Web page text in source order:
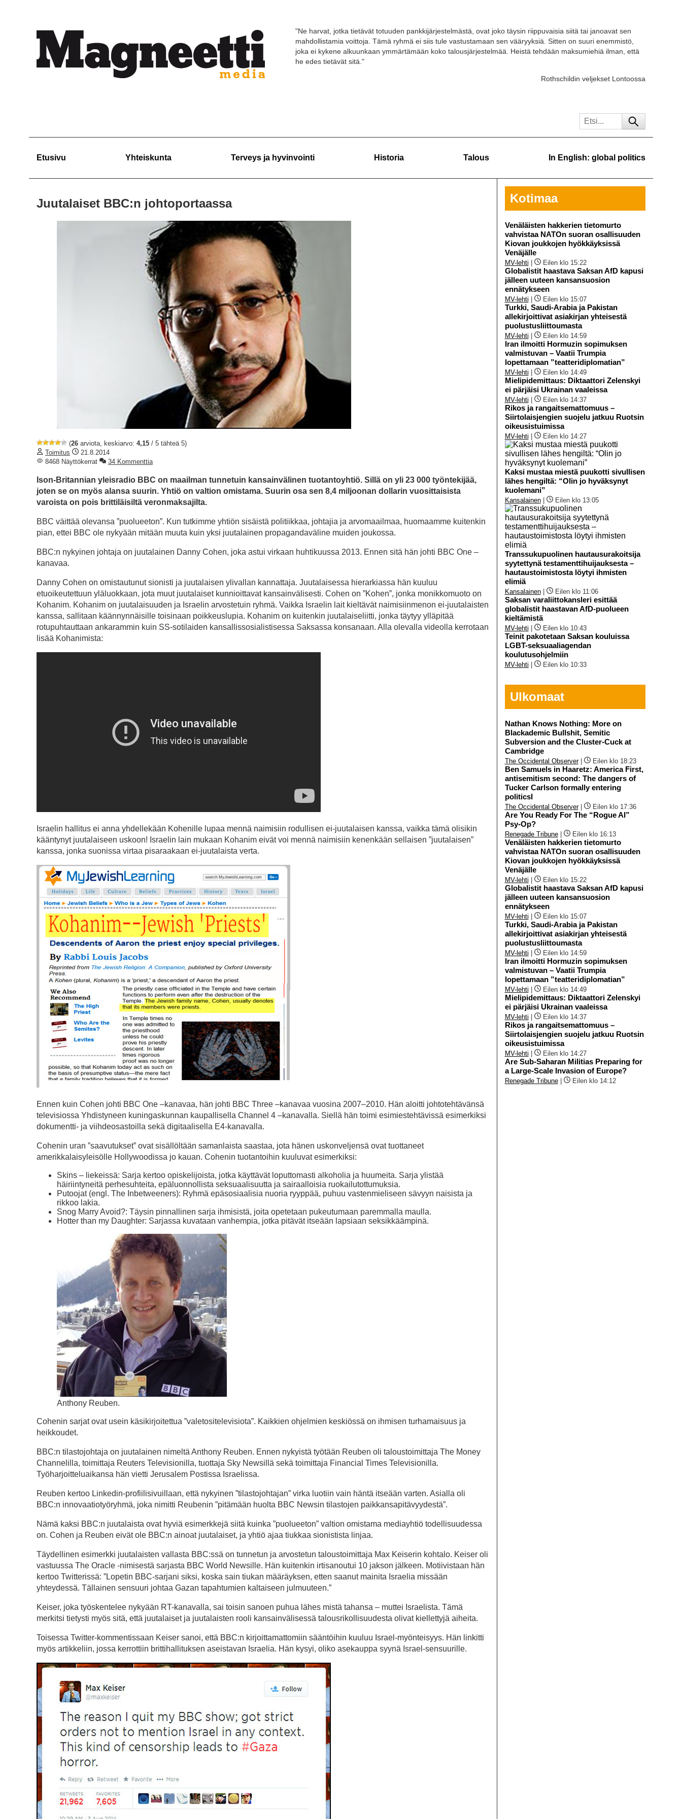
"Ne harvat, jotka tietävät totuuden pankkijärjestelmästä, ovat joko täysin riippuvaisia siitä tai janoavat sen
mahdollistamia voittoja. Tämä ryhmä ei siis tule vastustamaan sen vääryyksiä. Sitten on suuri enemmistö,
joka ei kykene alkuunkaan ymmärtämään koko talousjärjestelmää. Heistä tehdään maksumiehiä ilman, että
he edes tietävät sitä."
Rothschildin veljekset Lontoossa
Etusivu Yhteiskunta Terveys ja hyvinvointi Historia Talous In English: global politics
Juutalaiset BBC:n johtoportaassa
(26 arviota, keskiarvo: 4,15 / 5 tähteä 5)
Toimitus
21.8.2014
8468 Näyttökerrat
34 Kommenttia
Ison-Britannian yleisradio BBC on maailman tunnetuin kansainvälinen tuotantoyhtiö. Sillä on yli 23 000 työntekijää,
joten se on myös alansa suurin. Yhtiö on valtion omistama. Suurin osa sen 8,4 miljoonan dollarin vuosittaisista
varoista on pois brittiläisiltä veronmaksajilta.
BBC väittää olevansa ”puolueeton”. Kun tutkimme yhtiön sisäistä politiikkaa, johtajia ja arvomaailmaa, huomaamme kuitenkin
pian, ettei BBC ole nykyään mitään muuta kuin yksi juutalainen propagandaväline muiden joukossa.
BBC:n nykyinen johtaja on juutalainen Danny Cohen, joka astui virkaan huhtikuussa 2013. Ennen sitä hän johti BBC One –
kanavaa.
Danny Cohen on omistautunut sionisti ja juutalaisen ylivallan kannattaja. Juutalaisessa hierarkiassa hän kuuluu
etuoikeutettuun yläluokkaan, jota muut juutalaiset kunnioittavat kansainvälisesti. Cohen on ”Kohen”, jonka monikkomuoto on
Kohanim. Kohanim on juutalaisuuden ja Israelin arvostetuin ryhmä. Vaikka Israelin lait kieltävät naimisiinmenon ei-juutalaisten
kanssa, sallitaan käännynnäisille toisinaan poikkeuslupia. Kohanim on kuitenkin juutalaiseliitti, jonka täytyy ylläpitää
rotupuhtauttaan ankarammin kuin SS-sotilaiden kansallissosialistisessa Saksassa konsanaan. Alla olevalla videolla kerrotaan
lisää Kohanimista:
Israelin hallitus ei anna yhdellekään Kohenille lupaa mennä naimisiin rodullisen ei-juutalaisen kanssa, vaikka tämä olisikin
kääntynyt juutalaiseen uskoon! Israelin lain mukaan Kohanim eivät voi mennä naimisiin kenenkään sellaisen ”juutalaisen”
kanssa, jonka suonissa virtaa pisaraakaan ei-juutalaista verta.
Ennen kuin Cohen johti BBC One –kanavaa, hän johti BBC Three –kanavaa vuosina 2007–2010. Hän aloitti johtotehtävänsä
televisiossa Yhdistyneen kuningaskunnan kaupallisella Channel 4 –kanavalla. Siellä hän toimi esimiestehtävissä esimerkiksi
dokumentti- ja viihdeosastoilla sekä digitaalisella E4-kanavalla.
Cohenin uran ”saavutukset” ovat sisällöltään samanlaista saastaa, jota hänen uskonveljensä ovat tuottaneet
amerikkalaisyleisölle Hollywoodissa jo kauan. Cohenin tuotantoihin kuuluvat esimerkiksi:
Skins – liekeissä: Sarja kertoo opiskelijoista, jotka käyttävät loputtomasti alkoholia ja huumeita. Sarja ylistää
häiriintyneitä perhesuhteita, epäluonnollista seksuaalisuutta ja sairaalloisia ruokailutottumuksia.
Putoojat (engl. The Inbetweeners): Ryhmä epäsosiaalisia nuoria ryyppää, puhuu vastenmieliseen sävyyn naisista ja
rikkoo lakia.
Snog Marry Avoid?: Täysin pinnallinen sarja ihmisistä, joita opetetaan pukeutumaan paremmalla maulla.
Hotter than my Daughter: Sarjassa kuvataan vanhempia, jotka pitävät itseään lapsiaan seksikkäämpinä.
Anthony Reuben.
Cohenin sarjat ovat usein käsikirjoitettua ”valetositelevisiota”. Kaikkien ohjelmien keskiössä on ihmisen turhamaisuus ja
heikkoudet.
BBC:n tilastojohtaja on juutalainen nimeltä Anthony Reuben. Ennen nykyistä työtään Reuben oli taloustoimittaja The Money
Channelilla, toimittaja Reuters Televisionilla, tuottaja Sky Newsillä sekä toimittaja Financial Times Televisionilla.
Työharjoitteluaikansa hän vietti Jerusalem Postissa Israelissa.
Reuben kertoo Linkedin-profiilisivuillaan, että nykyinen ”tilastojohtajan” virka luotiin vain häntä itseään varten. Asialla oli
BBC:n innovaatiotyöryhmä, joka nimitti Reubenin ”pitämään huolta BBC Newsin tilastojen paikkansapitävyydestä”.
Nämä kaksi BBC:n juutalaista ovat hyviä esimerkkejä siitä kuinka ”puolueeton” valtion omistama mediayhtiö todellisuudessa
on. Cohen ja Reuben eivät ole BBC:n ainoat juutalaiset, ja yhtiö ajaa tiukkaa sionistista linjaa.
Täydellinen esimerkki juutalaisten vallasta BBC:ssä on tunnetun ja arvostetun taloustoimittaja Max Keiserin kohtalo. Keiser oli
vastuussa The Oracle -nimisestä sarjasta BBC World Newsille. Hän kuitenkin irtisanoutui 10 jakson jälkeen. Motiivistaan hän
kertoo Twitterissä: ”Lopetin BBC-sarjani siksi, koska sain tiukan määräyksen, etten saanut mainita Israelia missään
yhteydessä. Tällainen sensuuri johtaa Gazan tapahtumien kaltaiseen julmuuteen.”
Keiser, joka työskentelee nykyään RT-kanavalla, sai toisin sanoen puhua lähes mistä tahansa – muttei Israelista. Tämä
merkitsi tietysti myös sitä, että juutalaiset ja juutalaisten rooli kansainvälisessä talousrikollisuudesta olivat kiellettyjä aiheita.
Toisessa Twitter-kommentissaan Keiser sanoi, että BBC:n kirjoittamattomiin sääntöihin kuuluu Israel-myönteisyys. Hän linkitti
myös artikkeliin, jossa kerrottiin brittihallituksen aseistavan Israelia. Hän kysyi, oliko asekauppa syynä Israel-sensuurille.
Kotimaa
Venäläisten hakkerien tietomurto
vahvistaa NATOn suoran osallisuuden
Kiovan joukkojen hyökkäyksissä
Venäjälle
MV-lehti Eilen klo 15:22
Globalistit haastava Saksan AfD kapusi
jälleen uuteen kansansuosion
ennätykseen
MV-lehti Eilen klo 15:07
Turkki, Saudi-Arabia ja Pakistan
allekirjoittivat asiakirjan yhteisestä
puolustusliittoumasta
MV-lehti Eilen klo 14:59
Iran ilmoitti Hormuzin sopimuksen
valmistuvan – Vaatii Trumpia
lopettamaan ”teatteridiplomatian”
MV-lehti Eilen klo 14:49
Mielipidemittaus: Diktaattori Zelenskyi
ei pärjäisi Ukrainan vaaleissa
MV-lehti Eilen klo 14:37
Rikos ja rangaitsemattomuus –
Siirtolaisjengien suojelu jatkuu Ruotsin
oikeusistuimissa
MV-lehti Eilen klo 14:27
Kaksi mustaa miestä puukotti sivullisen
lähes hengiltä: “Olin jo hyväksynyt
kuolemani”
Kansalainen| Eilen klo 13:05
Transsukupuolinen hautausurakoitsija
syytettynä testamenttihuijauksesta –
hautaustoimistosta löytyi ihmisten
elimiä
Kansalainen| Eilen klo 11:06
Saksan varaliittokansleri esittää
globalistit haastavan AfD-puolueen
kieltämistä
MV-lehti Eilen klo 10:43
Teinit pakotetaan Saksan kouluissa
LGBT-seksuaaliagendan
koulutusohjelmiin
MV-lehti Eilen klo 10:33
Ulkomaat
Nathan Knows Nothing: More on
Blackademic Bullshit, Semitic
Subversion and the Cluster-Cuck at
Cambridge
The Occidental Observer| Eilen klo 18:23
Ben Samuels in Haaretz: America First,
antisemitism second: The dangers of
Tucker Carlson formally entering
politicsI
The Occidental Observer| Eilen klo 17:36
Are You Ready For The “Rogue AI”
Psy-Op?
Renegade Tribune| Eilen klo 16:13
Venäläisten hakkerien tietomurto
vahvistaa NATOn suoran osallisuuden
Kiovan joukkojen hyökkäyksissä
Venäjälle
MV-lehti Eilen klo 15:22
Globalistit haastava Saksan AfD kapusi
jälleen uuteen kansansuosion
ennätykseen
MV-lehti Eilen klo 15:07
Turkki, Saudi-Arabia ja Pakistan
allekirjoittivat asiakirjan yhteisestä
puolustusliittoumasta
MV-lehti Eilen klo 14:59
Iran ilmoitti Hormuzin sopimuksen
valmistuvan – Vaatii Trumpia
lopettamaan ”teatteridiplomatian”
MV-lehti Eilen klo 14:49
Mielipidemittaus: Diktaattori Zelenskyi
ei pärjäisi Ukrainan vaaleissa
MV-lehti Eilen klo 14:37
Rikos ja rangaitsemattomuus –
Siirtolaisjengien suojelu jatkuu Ruotsin
oikeusistuimissa
MV-lehti Eilen klo 14:27
Are Sub-Saharan Militias Preparing for
a Large-Scale Invasion of Europe?
Renegade Tribune| Eilen klo 14:12